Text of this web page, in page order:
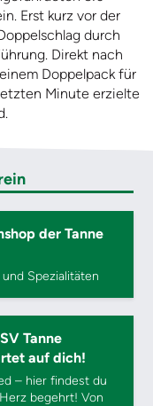
Erst kurz vor der
durch
Direkt nach
Doppelpack für
Minute erzielte
der Tanne
Spezialitäten
Tanne
auf dich!
– hier findest du
begehrt! Von